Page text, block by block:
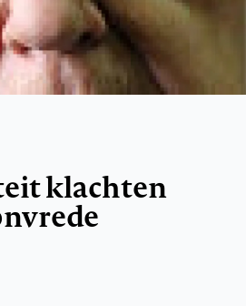
klachten